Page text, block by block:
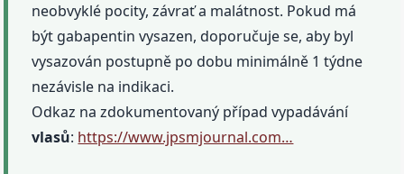
neobvyklé pocity, závrať a malátnost. Pokud má
být gabapentin vysazen, doporučuje se, aby byl
vysazován postupně po dobu minimálně 1 týdne
nezávisle na indikaci.
Odkaz na zdokumentovaný případ vypadávání
vlasů: https://www.jpsmjournal.com…